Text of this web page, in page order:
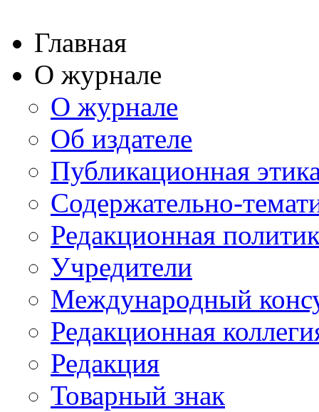
Главная
О журнале
О журнале
Об издателе
Публикационная
Содержательно-
Редакционная
Учредители
Международный
Редакционная
Редакция
Товарный знак